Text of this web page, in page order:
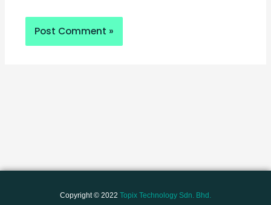
Copyright © 2022 Topix Technology Sdn. Bhd.